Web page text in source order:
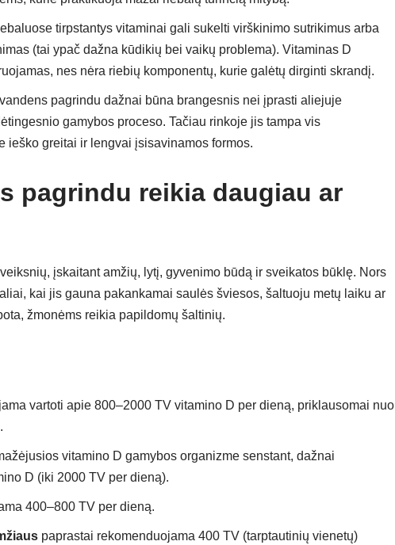
tirpstantys vitaminai gali sukelti virškinimo sutrikimus arba
(tai ypač dažna kūdikių bei vaikų problema). Vitaminas D
nes nėra riebių komponentų, kurie galėtų dirginti skrandį.
pagrindu dažnai būna brangesnis nei įprasti aliejuje
gamybos proceso. Tačiau rinkoje jis tampa vis
ieško greitai ir lengvai įsisavinamos formos.
pagrindu reikia daugiau ar
įskaitant amžių, lytį, gyvenimo būdą ir sveikatos būklę. Nors
kai jis gauna pakankamai saulės šviesos, šaltuoju metų laiku ar
žmonėms reikia papildomų šaltinių.
vartoti apie 800–2000 TV vitamino D per dieną, priklausomai nuo
vitamino D gamybos organizme senstant, dažnai
D (iki 2000 TV per dieną).
400–800 TV per dieną.
paprastai rekomenduojama 400 TV (tarptautinių vienetų)